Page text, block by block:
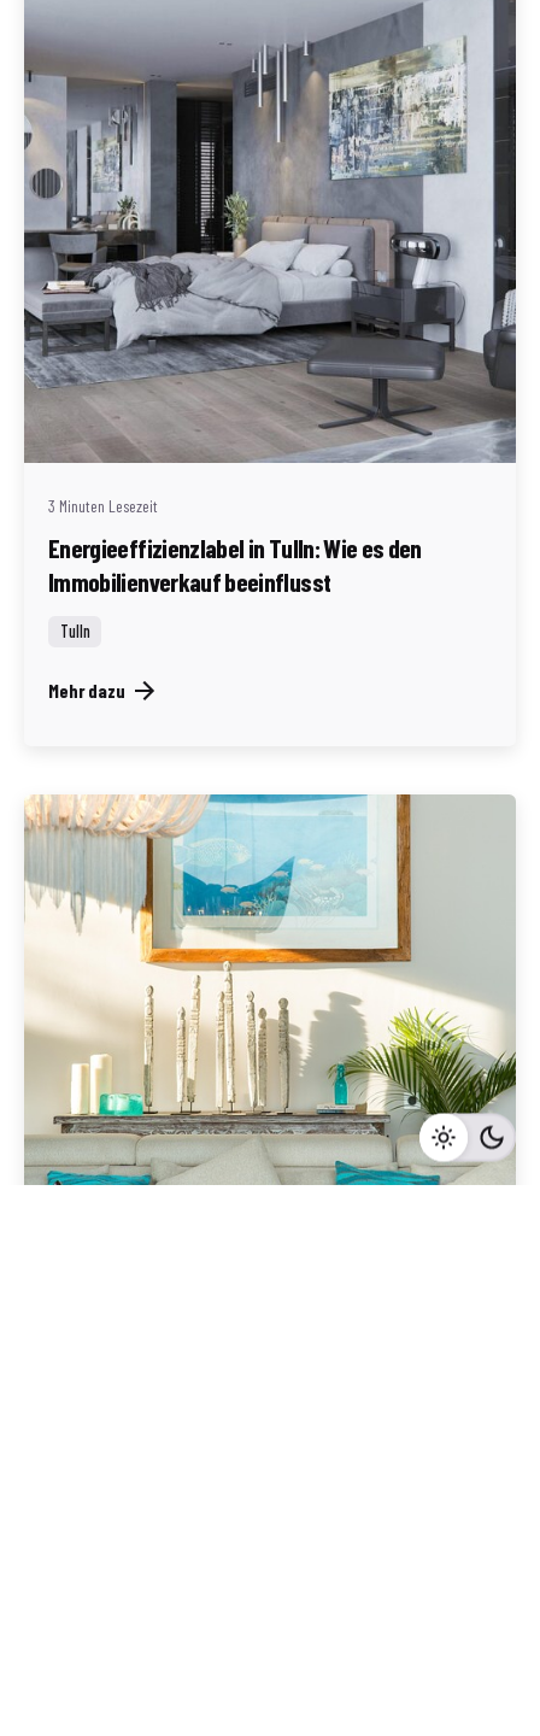
Redaktion Immofragen Tulln (AT)
3 Minuten Lesezeit
Energieeffizienzlabel in Tulln: Wie es den
Immobilienverkauf beeinflusst
Tulln
Mehr dazu